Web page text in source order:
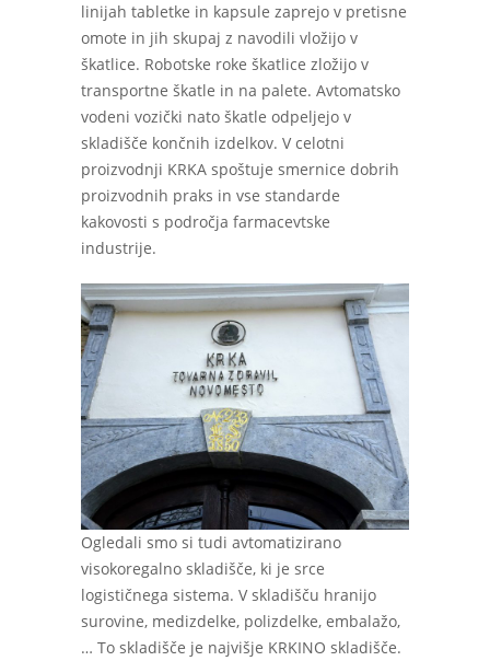
linijah tabletke in kapsule zaprejo v pretisne
omote in jih skupaj z navodili vložijo v
škatlice. Robotske roke škatlice zložijo v
transportne škatle in na palete. Avtomatsko
vodeni vozički nato škatle odpeljejo v
skladišče končnih izdelkov. V celotni
proizvodnji KRKA spoštuje smernice dobrih
proizvodnih praks in vse standarde
kakovosti s področja farmacevtske
industrije.
Ogledali smo si tudi avtomatizirano
visokoregalno skladišče, ki je srce
logističnega sistema. V skladišču hranijo
surovine, medizdelke, polizdelke, embalažo,
… To skladišče je najvišje KRKINO skladišče.